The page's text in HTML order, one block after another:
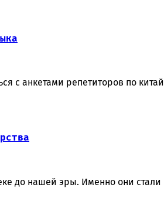
с анкетами репетиторов по
до нашей эры. Именно они стали